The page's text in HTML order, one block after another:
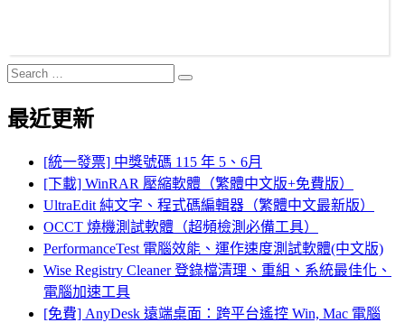
Search
for:
Search
最近更新
[統一發票] 中獎號碼 115 年 5、6月
[下載] WinRAR 壓縮軟體（繁體中文版+免費版）
UltraEdit 純文字、程式碼編輯器（繁體中文最新版）
OCCT 燒機測試軟體（超頻檢測必備工具）
PerformanceTest 電腦效能、運作速度測試軟體(中文版)
Wise Registry Cleaner 登錄檔清理、重組、系統最佳化、
電腦加速工具
[免費] AnyDesk 遠端桌面：跨平台遙控 Win, Mac 電腦